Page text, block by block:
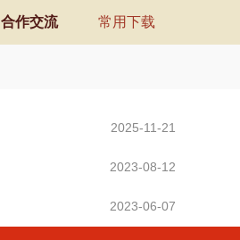
合作交流 常用下载
2025-11-21
2023-08-12
2023-06-07